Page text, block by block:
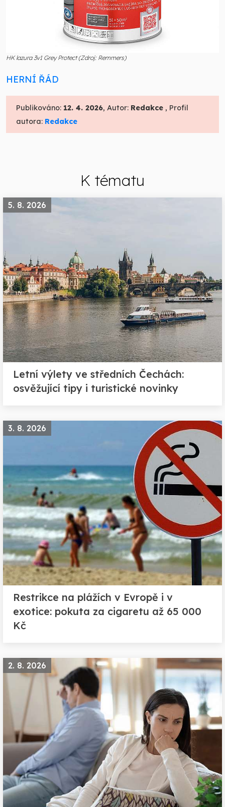
HK lazura 3v1 Grey Protect (Zdroj: Remmers)
HERNÍ ŘÁD
Publikováno: 12. 4. 2026, Autor: Redakce , Profil
autora: Redakce
K tématu
5. 8. 2026
Letní výlety ve středních Čechách:
osvěžující tipy i turistické novinky
3. 8. 2026
Restrikce na plážích v Evropě i v
exotice: pokuta za cigaretu až 65 000
Kč
2. 8. 2026